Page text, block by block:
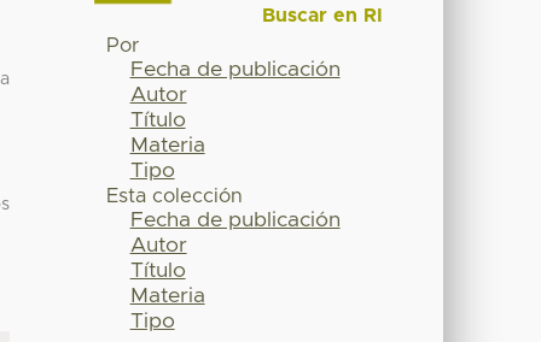
Buscar en RI
Por
Fecha de publicación
Autor
Título
Materia
Tipo
Esta colección
Fecha de publicación
Autor
Título
Materia
Tipo